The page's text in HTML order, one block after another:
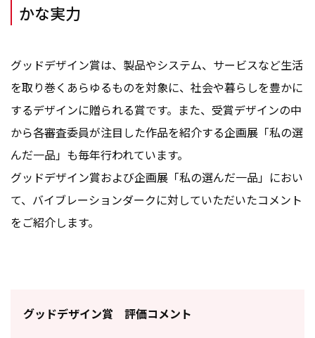
かな実力
グッドデザイン賞は、製品やシステム、サービスなど生活
を取り巻くあらゆるものを対象に、社会や暮らしを豊かに
するデザインに贈られる賞です。また、受賞デザインの中
から各審査委員が注目した作品を紹介する企画展「私の選
んだ一品」も毎年行われています。
グッドデザイン賞および企画展「私の選んだ一品」におい
て、バイブレーションダークに対していただいたコメント
をご紹介します。
グッドデザイン賞 評価コメント